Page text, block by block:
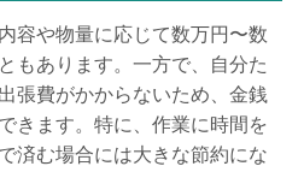
容や物量に応じて数万円〜数
もあります。一方で、自分た
張費がかからないため、金銭
きます。特に、作業に時間を
済む場合には大きな節約にな